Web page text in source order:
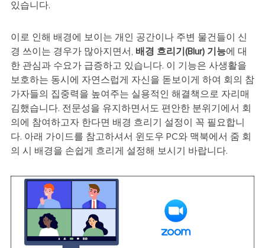
있습니다.
이로 인해 배경에 보이는 개인 공간이나 주변 물건들이 신
경 쓰이는 경우가 많아지면서, 배경 흐리기(Blur) 기능에 대
한 관심과 수요가 급증하고 있습니다. 이 기능은 사생활을
보호하는 동시에 자연스럽게 자신을 돋보이게 하여 회의 참
가자들의 집중력을 높여주는 실용적인 해결책으로 자리매
김했습니다. 전문성을 유지하면서도 편안한 분위기에서 회
의에 참여하고자 한다면 배경 흐리기 설정이 꼭 필요합니
다. 아래 가이드를 참고하셔서 윈도우 PC와 맥북에서 줌 회
의 시 배경을 손쉽게 흐리게 설정해 보시기 바랍니다.